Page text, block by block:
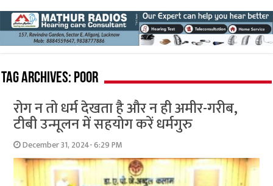
Tag Archives: poor
रोग न तो धर्म देखता है और न ही अमीर-गरीब,
टीबी उन्मूलन में सहयोग करें धर्मगुरु
December 31, 2024- 6:29 PM